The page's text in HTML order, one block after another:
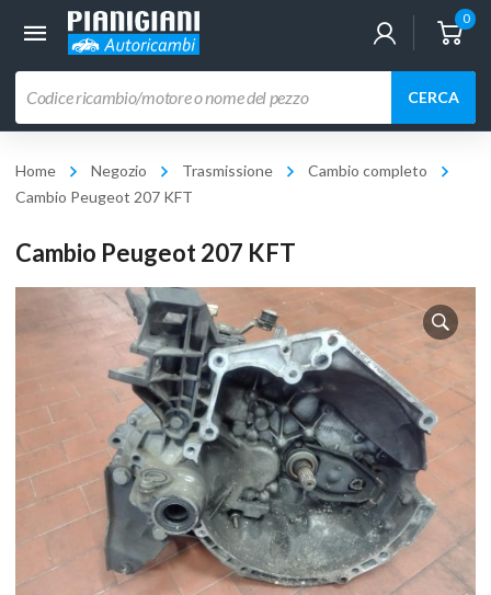
0
prodotti
CERCA
Home Negozio Trasmissione
Cambio completo
Cambio Peugeot 207 KFT
Cambio Peugeot 207 KFT